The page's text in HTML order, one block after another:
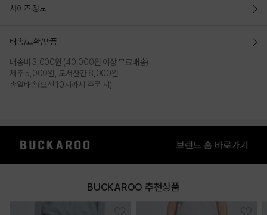
사이즈 정보
배송/교환/반품
배송비 3,000원 (40,000원 이상 무료배송)
제주 5,000원, 도서산간 8,000원
총알배송(오전 10시까지 주문 시)
BUCKAROO 추천상품